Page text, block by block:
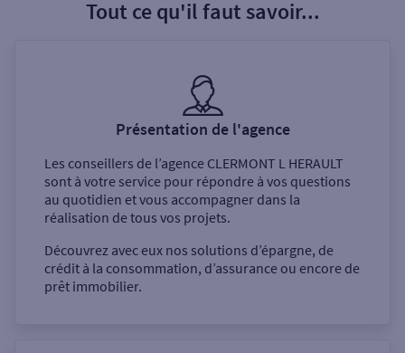
Tout ce qu'il faut savoir...
Présentation de l'agence
Les conseillers de l’agence CLERMONT L HERAULT
sont à votre service pour répondre à vos questions
au quotidien et vous accompagner dans la
réalisation de tous vos projets.
Découvrez avec eux nos solutions d’épargne, de
crédit à la consommation, d’assurance ou encore de
prêt immobilier.